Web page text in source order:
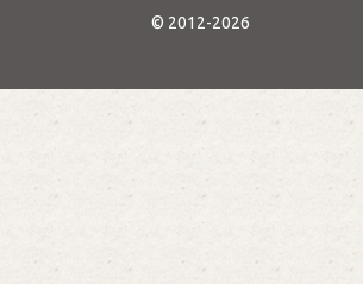
© 2012-2026